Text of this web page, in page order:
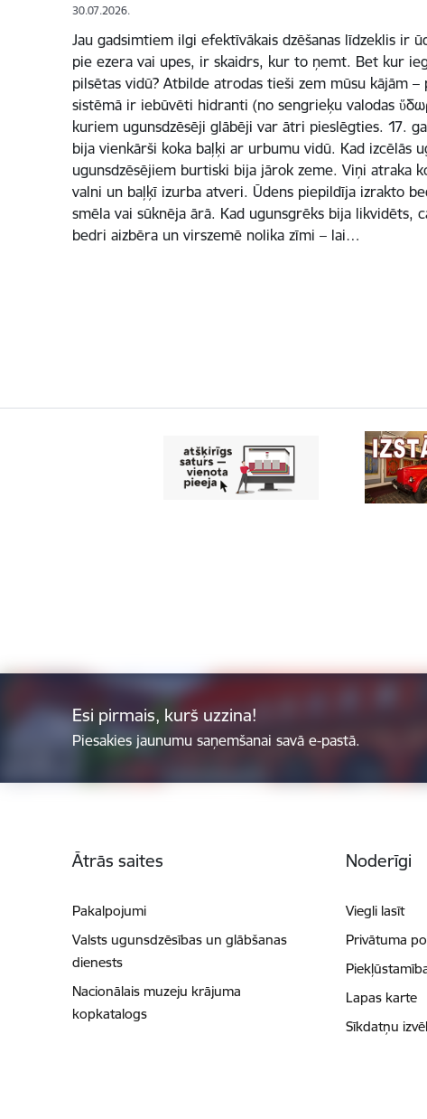
30.07.2026.
Jau gadsimtiem ilgi efektīvākais dzēšanas līdzeklis ir
pie ezera vai upes, ir skaidrs, kur to ņemt. Bet kur
pilsētas vidū? Atbilde atrodas tieši zem mūsu kājām –
sistēmā ir iebūvēti hidranti (no sengrieķu valodas
kuriem ugunsdzēsēji glābēji var ātri pieslēgties. 17.
bija vienkārši koka baļķi ar urbumu vidū. Kad izcēlās
ugunsdzēsējiem burtiski bija jārok zeme. Viņi atraka
valni un baļķī izurba atveri. Ūdens piepildīja izrakto
smēla vai sūknēja ārā. Kad ugunsgrēks bija likvidēts,
bedri aizbēra un virszemē nolika zīmi – lai…
Esi pirmais, kurš uzzina!
Piesakies jaunumu saņemšanai savā e-pastā.
Ātrās saites
Pakalpojumi
Valsts ugunsdzēsības un glābšanas
dienests
Nacionālais muzeju krājuma
kopkatalogs
Noderīgi
Viegli lasīt
Privātuma
Lapas karte
Sīkdatņu